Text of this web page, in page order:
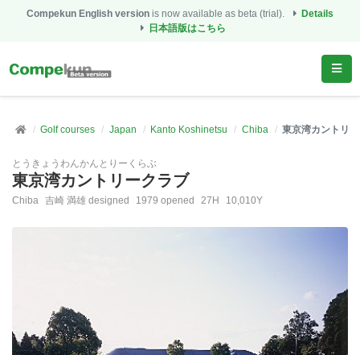
Compekun English version is now available as beta (trial).
Details
日本語版はこちら
Golf courses Japan Kanto Koshinetsu Chiba 東京湾カントリ
とうきょうわんかんとりーくらぶ
東京湾カントリークラブ
Chiba 吉崎 満雄 designed 1979 opened 27H 10,010Y